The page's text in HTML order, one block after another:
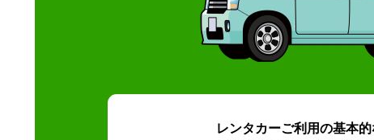
レンタカーご利用の基本